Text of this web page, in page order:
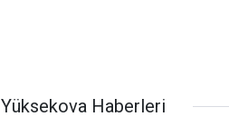
Yüksekova Haberleri